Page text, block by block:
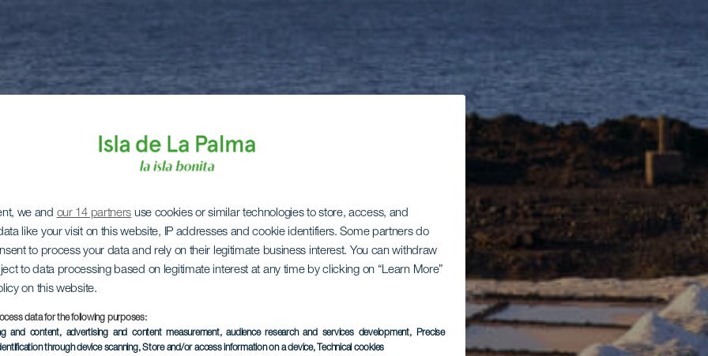
we and our 14 partners use cookies or similar technologies to store, access, and
like your visit on this website, IP addresses and cookie identifiers. Some partners do
to process your data and rely on their legitimate business interest. You can withdraw
to data processing based on legitimate interest at any time by clicking on “Learn More”
on this website.
data for the following purposes:
and content, advertising and content measurement, audience research and services development, Precise
through device scanning, Store and/or access information on a device, Technical cookies